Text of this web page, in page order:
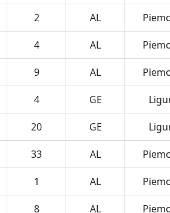
2 AL
4 AL
9 AL
4 GE
20 GE
33 AL
1 AL
8 AL